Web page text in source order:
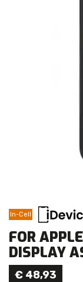
In-Cell
FOR
DISPLAY
€ 48,93